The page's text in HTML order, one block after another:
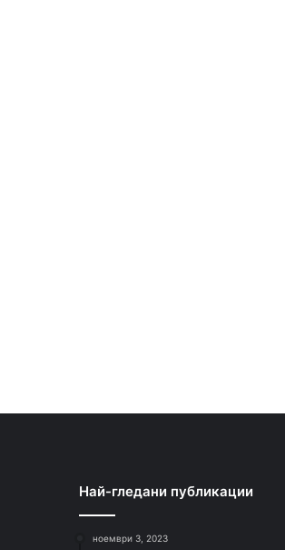
Най-гледани публикации
ноември 3, 2023